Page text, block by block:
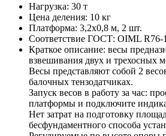
Нагрузка: 30 т
Цена деления: 10 кг
Платформа: 3,2х0,8 м, 2 шт.
Соответствие ГОСТ: OIML R76-
Краткое описание: весы
взвешивания двух и трехосных
Весы представляют собой 2
балочных тензодатчиках.
Запуск весов в работу за час:
платформы и подключите
Нет затрат на подготовку
бесфундаментного способа